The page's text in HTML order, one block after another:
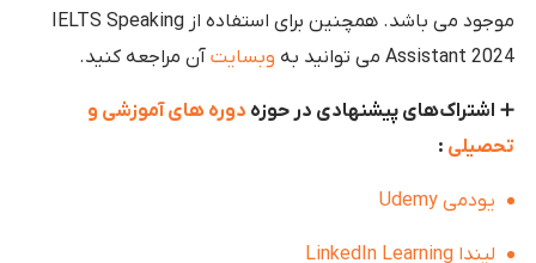
موجود می باشد. همچنین برای استفاده از IELTS Speaking
Assistant 2024 می توانید به
وبسایت آن مراجعه کنید.
➕ اشتراک‌های پیشنهادی در حوزه دوره های آموزشی و
تحصیلی :
یودمی Udemy
لیندا LinkedIn Learning